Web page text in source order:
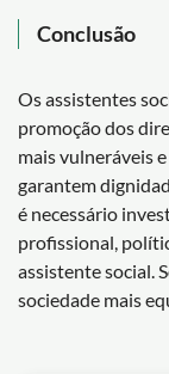
Conclusão
Os assistentes
promoção dos
mais vulneráveis
garantem
é necessário
profissional,
assistente social.
sociedade mais